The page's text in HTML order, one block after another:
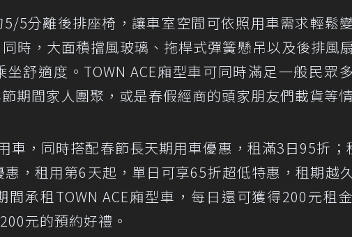
5分離後排座椅，讓車室空間可依照用車需求輕鬆
時，大面積擋風玻璃、拖桿式彈簧懸吊以及後排風
舒適度。TOWN ACE廂型車可同時滿足一般民眾
期間家人團聚，或是春假經商的頭家朋友們載貨等
車，同時搭配春節長天期用車優惠，租滿3日95折；
，租用第6天起，單日可享65折超低特惠，租期越
承租TOWN ACE廂型車，每日還可獲得200元租
元的預約好禮。